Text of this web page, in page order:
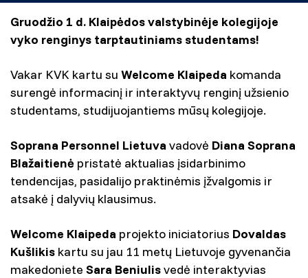
Gruodžio 1 d. Klaipėdos valstybinėje kolegijoje
vyko renginys tarptautiniams studentams!
Vakar KVK kartu su Welcome Klaipeda komanda
surengė informacinį ir interaktyvų renginį užsienio
studentams, studijuojantiems mūsų kolegijoje.
Soprana Personnel Lietuva vadovė Diana Soprana
Blažaitienė pristatė aktualias įsidarbinimo
tendencijas, pasidalijo praktinėmis įžvalgomis ir
atsakė į dalyvių klausimus.
Welcome Klaipeda projekto iniciatorius Dovaldas
Kušlikis kartu su jau 11 metų Lietuvoje gyvenančia
makedoniete Sara Beniulisvedė interaktyvias